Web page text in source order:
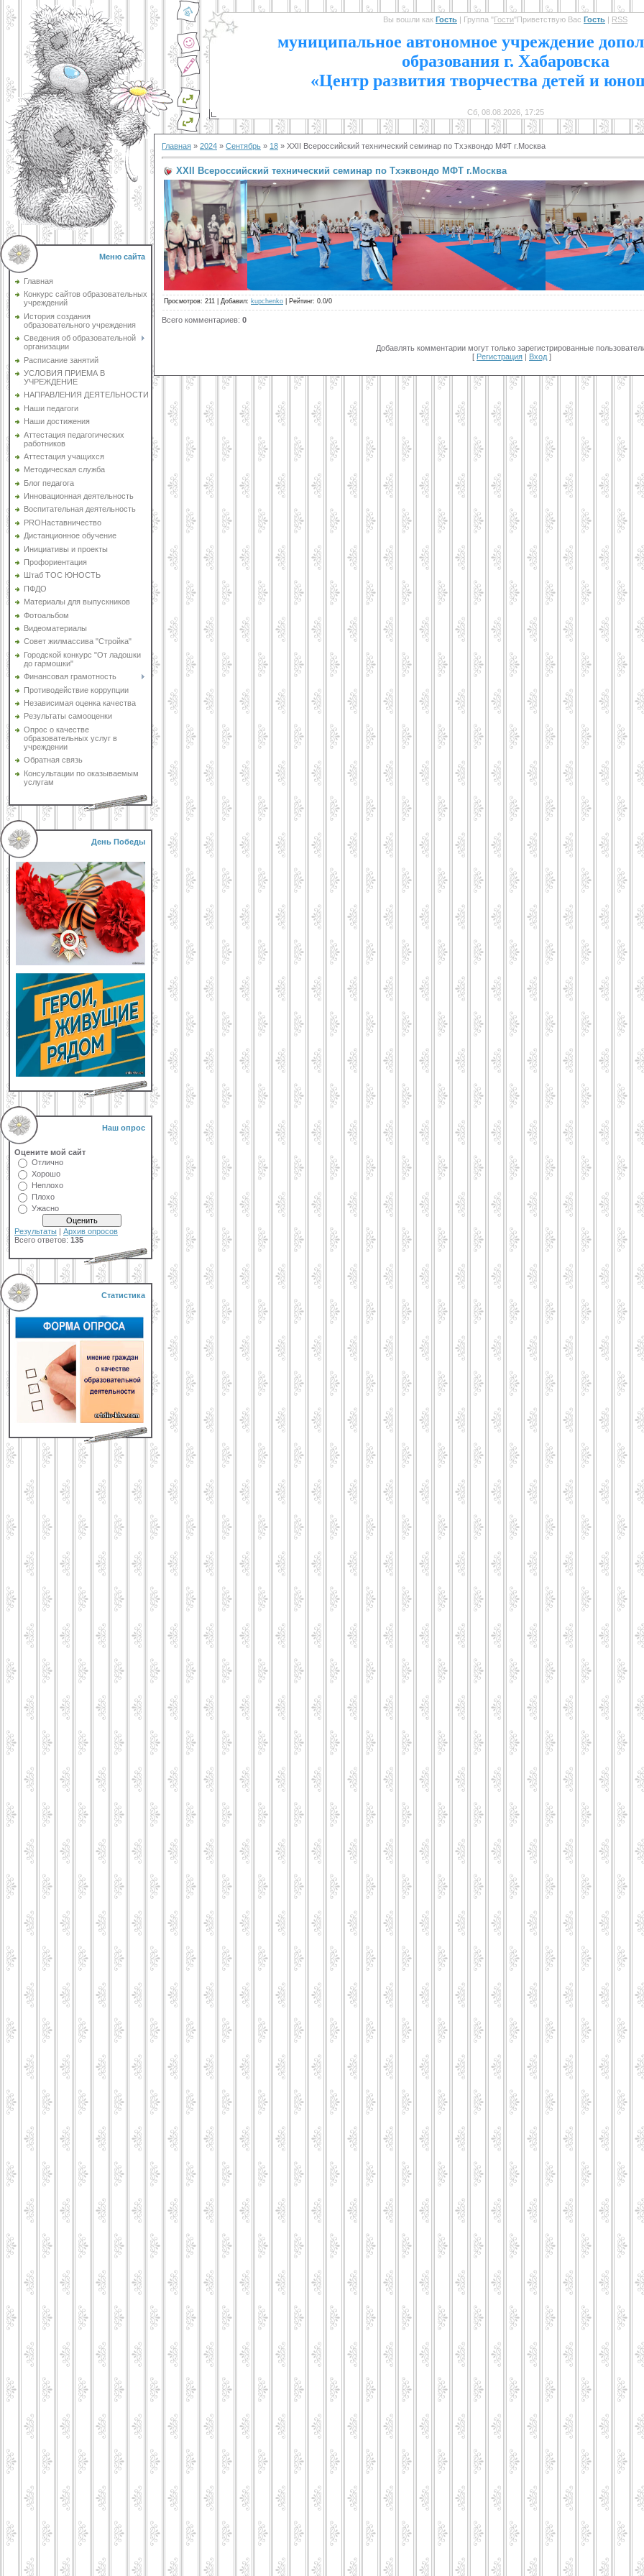
Меню сайта
Главная
Конкурс сайтов образовательных
учреждений
История создания
образовательного учреждения
Сведения об образовательной
организации
Расписание занятий
УСЛОВИЯ ПРИЕМА В
УЧРЕЖДЕНИЕ
НАПРАВЛЕНИЯ ДЕЯТЕЛЬНОСТИ
Наши педагоги
Наши достижения
Аттестация педагогических
работников
Аттестация учащихся
Методическая служба
Блог педагога
Инновационная деятельность
Воспитательная деятельность
PROНаставничество
Дистанционное обучение
Инициативы и проекты
Профориентация
Штаб ТОС ЮНОСТЬ
ПФДО
Материалы для выпускников
Фотоальбом
Видеоматериалы
Совет жилмассива "Стройка"
Городской конкурс "От ладошки
до гармошки"
Финансовая грамотность
Противодействие коррупции
Независимая оценка качества
Результаты самооценки
Опрос о качестве
образовательных услуг в
учреждении
Обратная связь
Консультации по оказываемым
услугам
День Победы
Наш опрос
Оцените мой сайт
Отлично
Хорошо
Неплохо
Плохо
Ужасно
Результаты | Архив опросов
Всего ответов: 135
Статистика
Вы вошли как Гость | Группа "Гости"Приветствую Вас Гость | RSS
муниципальное автономное учреждение
образования г. Хабаровска
«Центр развития творчества детей и
Сб, 08.08.2026, 17:25
Главная » 2024 » Сентябрь » 18 » XXII Всероссийский технический семинар по Тхэквондо МФТ г.Москва
XXII Всероссийский технический семинар по Тхэквондо МФТ г.Москва
Просмотров: 211 Добавил: kupchenko Рейтинг: 0.0/0
Всего комментариев: 0
Добавлять комментарии могут только зарегистрированные
[ Регистрация | Вход ]